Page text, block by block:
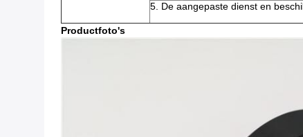
5. De aangepaste dienst en
Productfoto's